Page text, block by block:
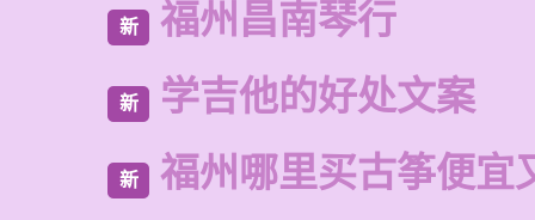
新 福州昌南琴行
新 学吉他的好处文案
新 福州哪里买古筝便宜